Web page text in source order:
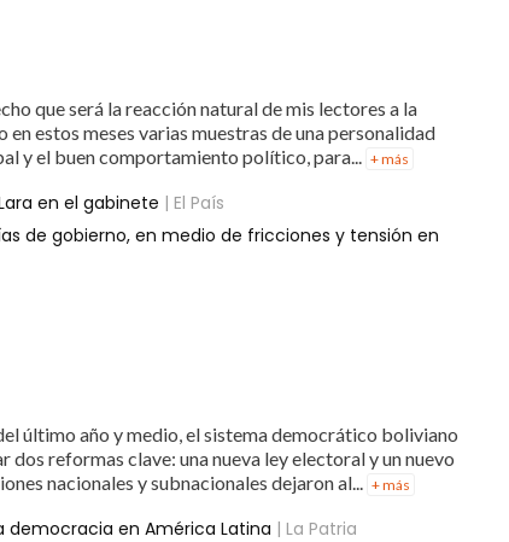
que será la reacción natural de mis lectores a la
estos meses varias muestras de una personalidad
y el buen comportamiento político, para... + más
en el gabinete | El País
de gobierno, en medio de fricciones y tensión en
último año y medio, el sistema democrático boliviano
dos reformas clave: una nueva ley electoral y un nuevo
nacionales y subnacionales dejaron al...
+ más
democracia en América Latina | La Patria